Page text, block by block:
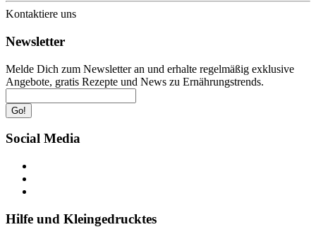
Kontaktiere uns
Newsletter
Melde Dich zum Newsletter an und erhalte regelmäßig exklusive
Angebote, gratis Rezepte und News zu Ernährungstrends.
Go!
Social Media
Hilfe und Kleingedrucktes